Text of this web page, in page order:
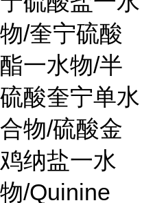
物/奎宁硫酸
酯一水物/半
硫酸奎宁单水
合物/硫酸金
鸡纳盐一水
物/Quinine